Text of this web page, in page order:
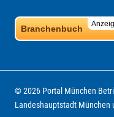
Branchenbuch
© 2026 Portal München
Landeshauptstadt München